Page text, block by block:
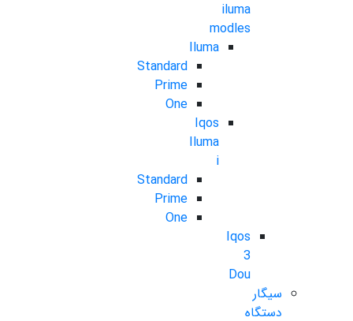
iluma
modles
Iluma
Standard
Prime
One
Iqos
Iluma
i
Standard
Prime
One
Iqos
3
Dou
سیگار
دستگاه